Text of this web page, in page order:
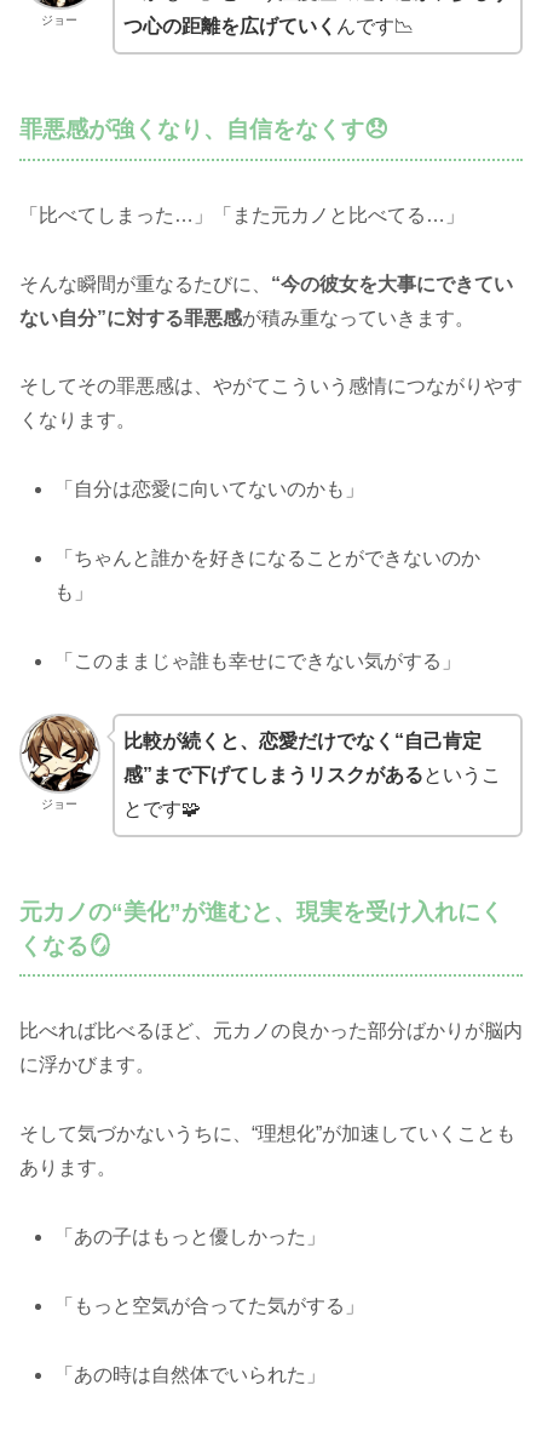
ジョー
つ心の距離を広げていく んです📉
罪悪感が強くなり、自信をなくす😞
「比べてしまった…」「また元カノと比べてる…」
そんな瞬間が重なるたびに、 “今の彼女を大事にできてい
ない自分”に対する罪悪感が積み重なっていきます。
そしてその罪悪感は、やがてこういう感情につながりやす
くなります。
「自分は恋愛に向いてないのかも」
「ちゃんと誰かを好きになることができないのか
も」
「このままじゃ誰も幸せにできない気がする」
ジョー
比較が続くと、恋愛だけでなく“自己肯定
感”まで下げてしまうリスクがあるというこ
とです🧩
元カノの“美化”が進むと、現実を受け入れにく
くなる🪞
比べれば比べるほど、元カノの良かった部分ばかりが脳内
に浮かびます。
そして気づかないうちに、“理想化”が加速していくことも
あります。
「あの子はもっと優しかった」
「もっと空気が合ってた気がする」
「あの時は自然体でいられた」